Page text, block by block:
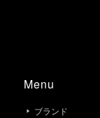
Menu
ブランド